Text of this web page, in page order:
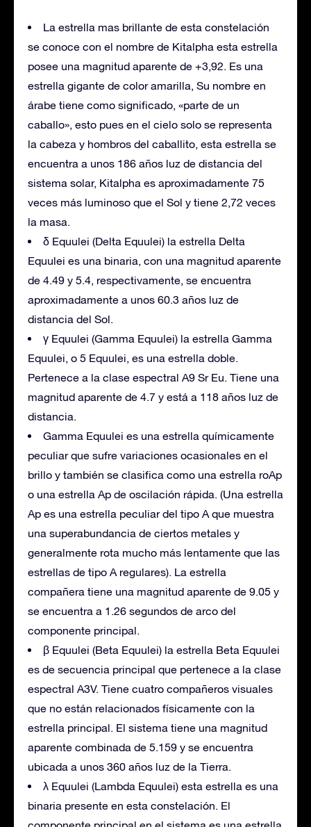
La estrella mas brillante de esta constelación
se conoce con el nombre de Kitalpha esta estrella
posee una magnitud aparente de +3,92. Es una
estrella gigante de color amarilla, Su nombre en
árabe tiene como significado, «parte de un
caballo», esto pues en el cielo solo se representa
la cabeza y hombros del caballito, esta estrella se
encuentra a unos 186 años luz de distancia del
sistema solar, Kitalpha es aproximadamente 75
veces más luminoso que el Sol y tiene 2,72 veces
la masa.
δ Equulei (Delta Equulei) la estrella Delta
Equulei es una binaria, con una magnitud aparente
de 4.49 y 5.4, respectivamente, se encuentra
aproximadamente a unos 60.3 años luz de
distancia del Sol.
γ Equulei (Gamma Equulei) la estrella Gamma
Equulei, o 5 Equulei, es una estrella doble.
Pertenece a la clase espectral A9 Sr Eu. Tiene una
magnitud aparente de 4.7 y está a 118 años luz de
distancia.
Gamma Equulei es una estrella químicamente
peculiar que sufre variaciones ocasionales en el
brillo y también se clasifica como una estrella roAp
o una estrella Ap de oscilación rápida. (Una estrella
Ap es una estrella peculiar del tipo A que muestra
una superabundancia de ciertos metales y
generalmente rota mucho más lentamente que las
estrellas de tipo A regulares). La estrella
compañera tiene una magnitud aparente de 9.05 y
se encuentra a 1.26 segundos de arco del
componente principal.
β Equulei (Beta Equulei) la estrella Beta Equulei
es de secuencia principal que pertenece a la clase
espectral A3V. Tiene cuatro compañeros visuales
que no están relacionados físicamente con la
estrella principal. El sistema tiene una magnitud
aparente combinada de 5.159 y se encuentra
ubicada a unos 360 años luz de la Tierra.
λ Equulei (Lambda Equulei) esta estrella es una
binaria presente en esta constelación. El